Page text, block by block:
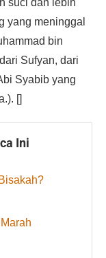
yang meninggal
bin
Sufyan, dari
Syabib yang
[]
Ini